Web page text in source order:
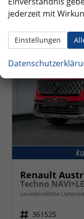
Renault
unverbindliche
Fahrzeugnr. 361525
jederzeit mit
Einstellungen